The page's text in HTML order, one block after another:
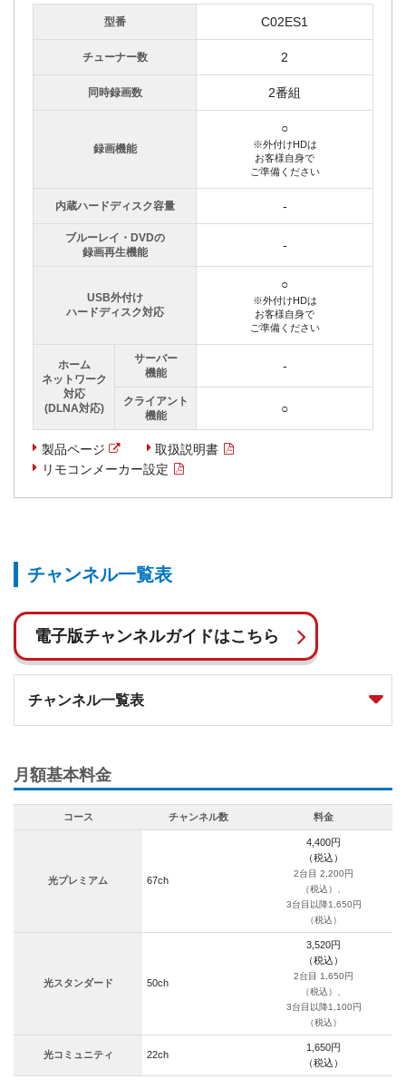
型番 C02ES1
チューナー数 2
同時録画数 2番組
録画機能
○
※外付けHDは
お客様自身で
ご準備ください
内蔵ハードディスク容量 -
ブルーレイ・DVDの
録画再生機能
-
USB外付け
ハードディスク対応
○
※外付けHDは
お客様自身で
ご準備ください
ホーム
ネットワーク
対応
(DLNA対応)
サーバー
機能
-
クライアント
機能
○
製品ページ
取扱説明書
リモコンメーカー設定
チャンネル一覧表
電子版チャンネルガイドはこちら
チャンネル一覧表
月額基本料金
コース チャンネル数 料金
光プレミアム 67ch
4,400円
（税込）
2台目 2,200円
（税込）、
3台目以降1,650円
（税込）
光スタンダード 50ch
3,520円
（税込）
2台目 1,650円
（税込）、
3台目以降1,100円
（税込）
光コミュニティ 22ch
1,650円
（税込）